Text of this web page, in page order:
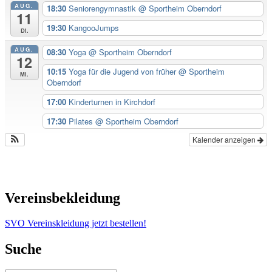
AUG.
11
Di.
18:30 Seniorengymnastik @ Sportheim Oberndorf
19:30 KangooJumps
AUG.
12
Mi.
08:30 Yoga @ Sportheim Oberndorf
10:15 Yoga für die Jugend von früher@ Sportheim
Oberndorf
17:00 Kinderturnen in Kirchdorf
17:30 Pilates @ Sportheim Oberndorf
Kalender anzeigen
Vereinsbekleidung
SVO Vereinskleidung jetzt bestellen!
Suche